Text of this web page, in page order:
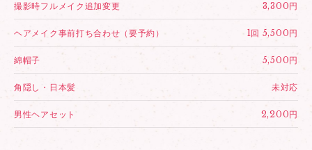
撮影時フルメイク追加変更 3,300円
ヘアメイク事前打ち合わせ（要予約） 1回 5,500円
綿帽子 5,500円
角隠し・日本髪 未対応
男性ヘアセット 2,200円